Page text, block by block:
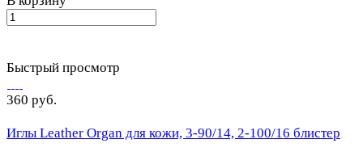
Быстрый просмотр
360 руб.
Иглы Leather Organ для кожи, 3-90/14, 2-100/16 блистер